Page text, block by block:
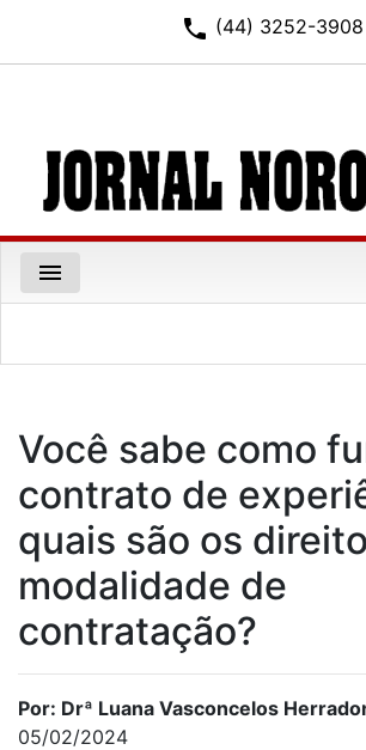
phone (44) 3252-3908
menu
Você sabe como
contrato de
quais são os
modalidade de
contratação?
Por: Drª Luana Vasconcelos
05/02/2024